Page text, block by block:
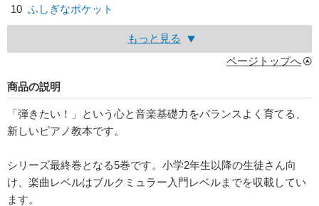
10 ふしぎなポケット
もっと見る
ページトップへ
商品の説明
「弾きたい！」という心と音楽基礎力をバランスよく育てる、
新しいピアノ教本です。
シリーズ最終巻となる5巻です。小学2年生以降の生徒さん向
け、楽曲レベルはブルクミュラー入門レベルまでを収載してい
ます。